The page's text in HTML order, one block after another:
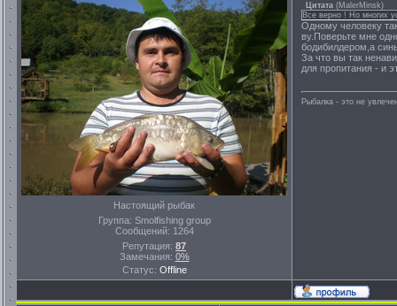
Настоящий рыбак
Группа: Smolfishing group
Сообщений: 1264
Репутация: 87
Замечания: 0%
Статус: Offline
Цитата (MalerMinsk)
Все верно ! Но многих
Одному человеку
ву.Поверьте мне
бодибилдером,а
За что вы так
для пропитания - и
Рыбалка - это не